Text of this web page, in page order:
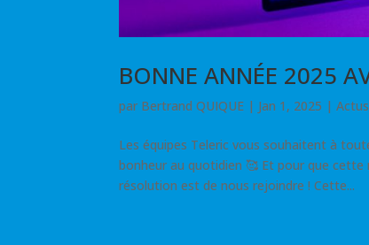
BONNE ANNÉE 2025
par Bertrand QUIQUE | Jan 1, 2025 |Actus
Les équipes Teleric vous souhaitent à
bonheur au quotidien 🥰 Et pour que
résolution est de nous rejoindre ! Cette...